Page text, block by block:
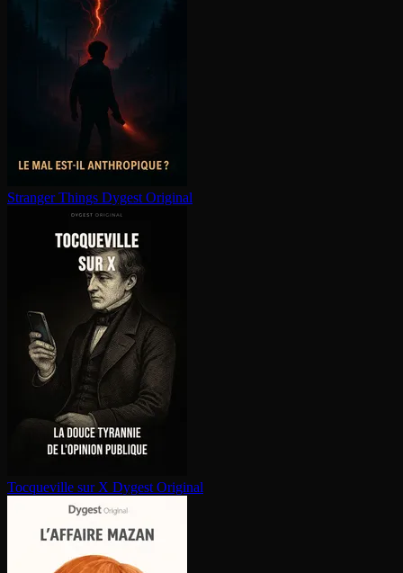
Stranger Things Dygest Original
Tocqueville sur X Dygest Original